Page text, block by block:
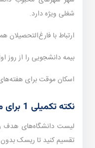
شغلی ویژه دارد.
ارتباط با فارغ‌التحصیلان
بیمه دانشجویی را از روز
اسکان موقت برای
نکته تکمیلی 1 برای متقاضیان ۲۰۲۶
تقسیم کنید تا ریسک